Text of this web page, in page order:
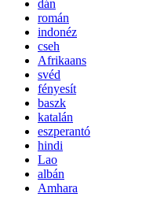
dán
román
indonéz
cseh
Afrikaans
svéd
fényesít
baszk
katalán
eszperantó
hindi
Lao
albán
Amhara